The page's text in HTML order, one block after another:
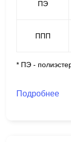
ПЭ
ППП
* ПЭ -
Подробнее